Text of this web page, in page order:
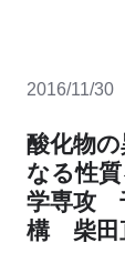
2016/11/30
酸化物
なる性
学専攻
構 柴田